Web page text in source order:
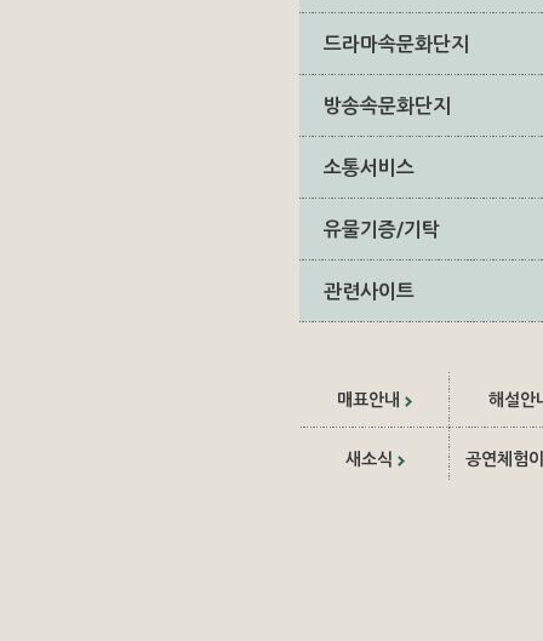
드라마속문화단지
방송속문화단지
소통서비스
유물기증/기탁
관련사이트
매표안내 해설안
새소식 공연체험